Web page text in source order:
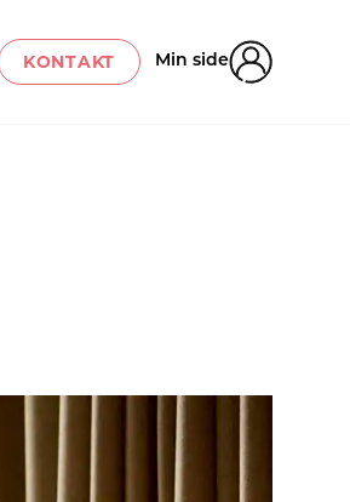
KONTAKT Min side